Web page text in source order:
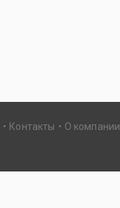
Контакты О компании